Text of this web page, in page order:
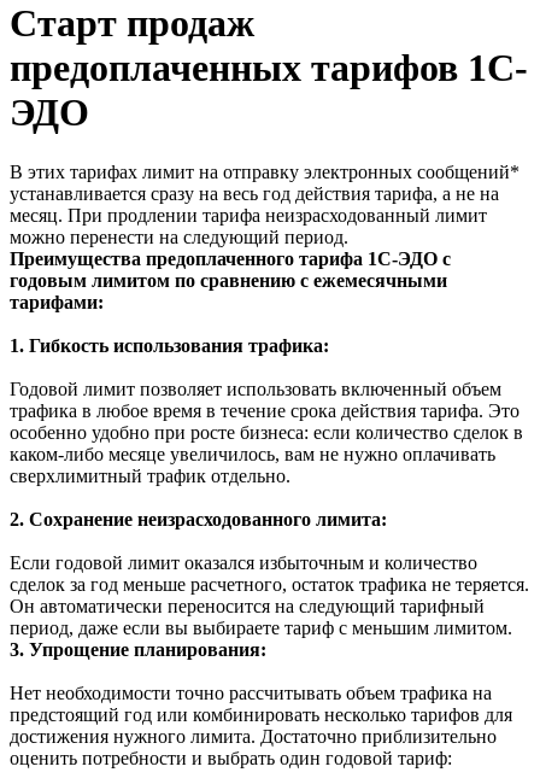
Старт продаж
предоплаченных тарифов 1С-
ЭДО
В этих тарифах лимит на отправку электронных сообщений*
устанавливается сразу на весь год действия тарифа, а не на
месяц. При продлении тарифа неизрасходованный лимит
можно перенести на следующий период.
Преимущества предоплаченного тарифа 1С-ЭДО с
годовым лимитом по сравнению с ежемесячными
тарифами:
1. Гибкость использования трафика:
Годовой лимит позволяет использовать включенный объем
трафика в любое время в течение срока действия тарифа. Это
особенно удобно при росте бизнеса: если количество сделок в
каком-либо месяце увеличилось, вам не нужно оплачивать
сверхлимитный трафик отдельно.
2. Сохранение неизрасходованного лимита:
Если годовой лимит оказался избыточным и количество
сделок за год меньше расчетного, остаток трафика не теряется.
Он автоматически переносится на следующий тарифный
период, даже если вы выбираете тариф с меньшим лимитом.
3. Упрощение планирования:
Нет необходимости точно рассчитывать объем трафика на
предстоящий год или комбинировать несколько тарифов для
достижения нужного лимита. Достаточно приблизительно
оценить потребности и выбрать один годовой тариф: